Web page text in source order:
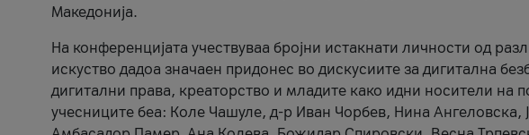
Македонија.
На конференцијата учествуваа бројни истакнати личности од
искуство дадоа значаен придонес во дискусиите за дигитална
дигитални права, креаторство и младите како идни носители на
учесниците беа: Коле Чашуле, д-р Иван Чорбев, Нина